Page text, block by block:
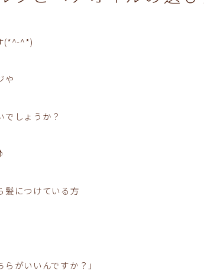
(*^-^*)
や
しょうか？
髪につけている方
がいいんですか？」